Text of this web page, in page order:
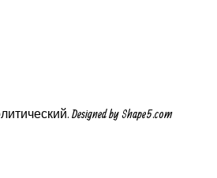
Designed by Shape5.com